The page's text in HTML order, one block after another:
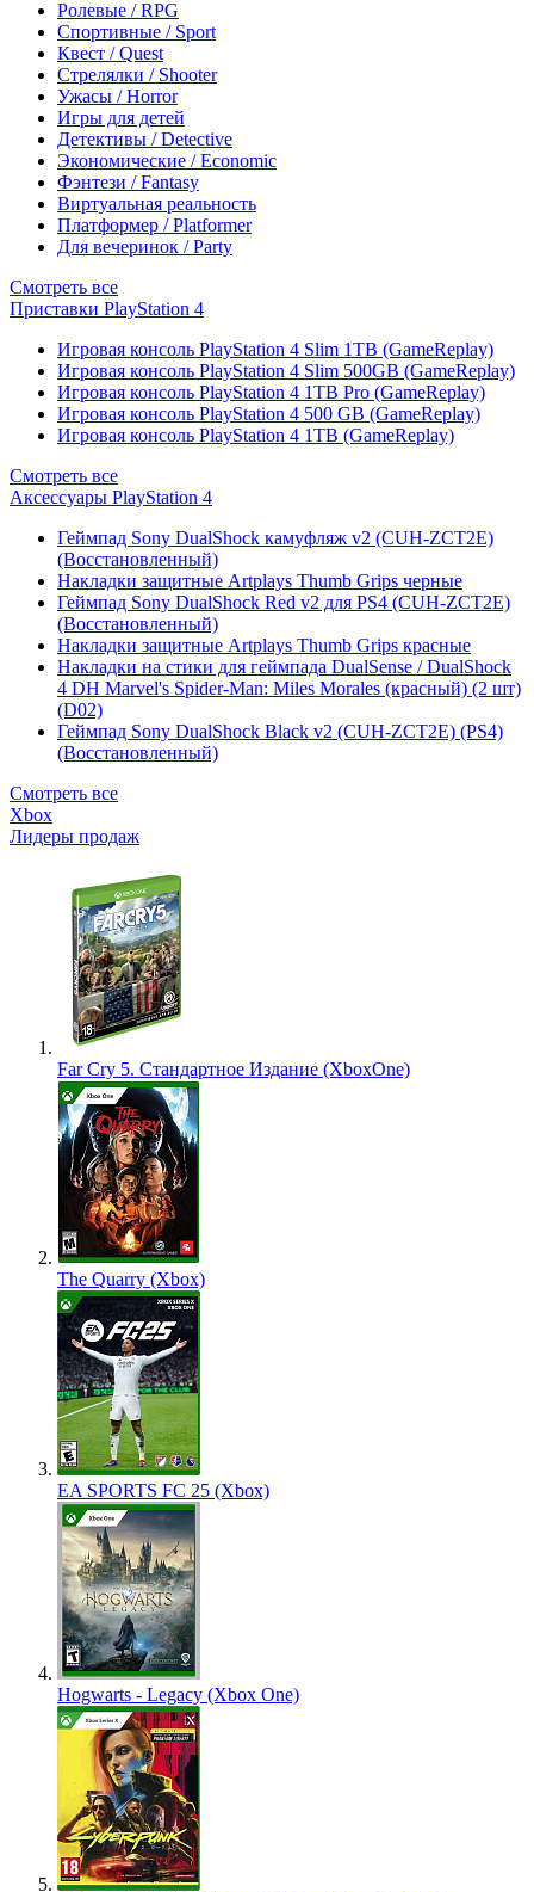
Ролевые / RPG
Спортивные / Sport
Квест / Quest
Стрелялки / Shooter
Ужасы / Horror
Игры для детей
Детективы / Detective
Экономические / Economic
Фэнтези / Fantasy
Виртуальная реальность
Платформер / Platformer
Для вечеринок / Party
Смотреть все
Приставки PlayStation 4
Игровая консоль PlayStation 4 Slim 1TB (GameReplay)
Игровая консоль PlayStation 4 Slim 500GB (GameReplay)
Игровая консоль PlayStation 4 1TB Pro (GameReplay)
Игровая консоль PlayStation 4 500 GB (GameReplay)
Игровая консоль PlayStation 4 1TB (GameReplay)
Смотреть все
Аксессуары PlayStation 4
Геймпад Sony DualShock камуфляж v2 (CUH-ZCT2E)
(Восстановленный)
Накладки защитные Artplays Thumb Grips черные
Геймпад Sony DualShock Red v2 для PS4 (CUH-ZCT2E)
(Восстановленный)
Накладки защитные Artplays Thumb Grips красные
Накладки на стики для геймпада DualSense / DualShock
4 DH Marvel's Spider-Man: Miles Morales (красный) (2 шт)
(D02)
Геймпад Sony DualShock Black v2 (CUH-ZCT2E) (PS4)
(Восстановленный)
Смотреть все
Xbox
Лидеры продаж
Far Cry 5. Стандартное Издание (XboxOne)
The Quarry (Xbox)
EA SPORTS FC 25 (Xbox)
Hogwarts - Legacy (Xbox One)